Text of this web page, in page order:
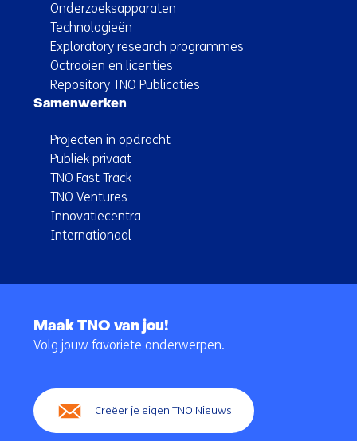
Onderzoeksapparaten
Technologieën
Exploratory research programmes
Octrooien en licenties
Repository TNO Publicaties
Samenwerken
Projecten in opdracht
Publiek privaat
TNO Fast Track
TNO Ventures
Innovatiecentra
Internationaal
navigatie
Maak TNO van jou!
Volg jouw favoriete onderwerpen.
Creëer je eigen TNO Nieuws